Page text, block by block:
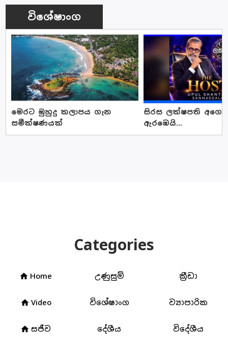
විශේෂාංග
මෙරට මුහුදු කලාපය ගැන
සමීක්ෂණයක්
සිරස ලක්ෂපති
ඇරඹෙයි...
Categories
home Home උණුසුම් ක්‍රීඩා
home Video විශේෂාංග ව්‍යාපාරික
home සජීව දේශීය විදේශීය